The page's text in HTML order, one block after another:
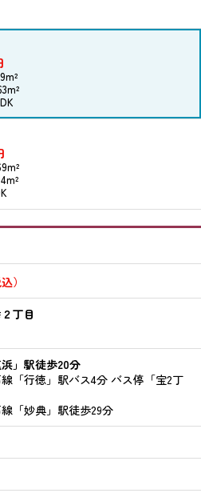
）
丁目
」駅徒歩20分
「行徳」駅バス4分 バス停「宝2丁
「妙典」駅徒歩29分